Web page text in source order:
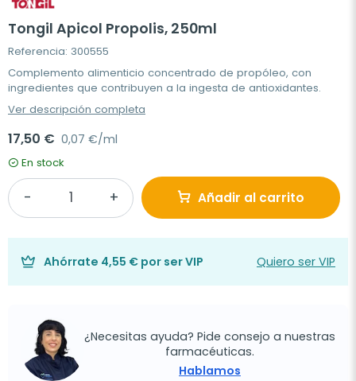
Tongil Apicol Propolis, 250ml
Referencia: 300555
Complemento alimenticio concentrado de propóleo, con
ingredientes que contribuyen a la ingesta de antioxidantes.
Ver descripción completa
17,50 € 0,07 €/ml
En stock
Añadir al carrito
Ahórrate 4,55 € por ser VIP Quiero ser VIP
¿Necesitas ayuda? Pide consejo a nuestras
farmacéuticas.
Hablamos